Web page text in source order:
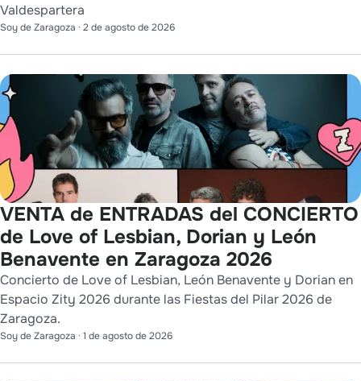
Valdespartera
Soy de Zaragoza · 2 de agosto de 2026
VENTA de ENTRADAS del CONCIERTO
de Love of Lesbian, Dorian y León
Benavente en Zaragoza 2026
Concierto de Love of Lesbian, León Benavente y Dorian en
Espacio Zity 2026 durante las Fiestas del Pilar 2026 de
Zaragoza.
Soy de Zaragoza · 1 de agosto de 2026